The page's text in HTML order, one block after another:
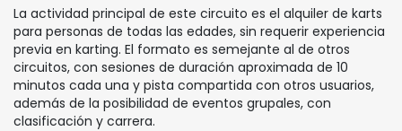
La actividad principal de este circuito es el alquiler de karts
para personas de todas las edades, sin requerir experiencia
previa en karting. El formato es semejante al de otros
circuitos, con sesiones de duración aproximada de 10
minutos cada una y pista compartida con otros usuarios,
además de la posibilidad de eventos grupales, con
clasificación y carrera.